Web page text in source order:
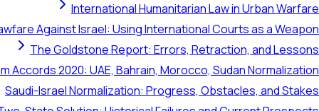
International Humanitarian Law in Urban Warfare
Against Israel: Using International Courts as a Weapon
The Goldstone Report: Errors, Retraction, and Lessons
Accords 2020: UAE, Bahrain, Morocco, Sudan Normalization
Saudi-Israel Normalization: Progress, Obstacles, and Stakes